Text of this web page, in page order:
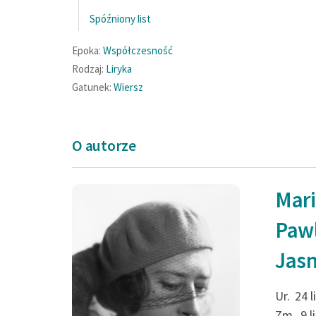
Spóźniony list
Epoka: Współczesność
Rodzaj: Liryka
Gatunek: Wiersz
O autorze
Ur. 24